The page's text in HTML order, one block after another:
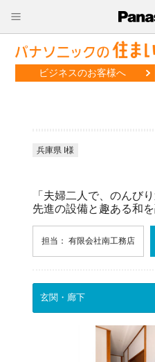
ビジネスのお客様へ
兵庫県 I様
「夫婦二人で、のんび
先進の設備と趣ある和
担当： 有限会社南工務店